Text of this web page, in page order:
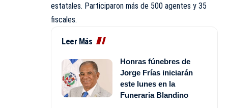
estatales. Participaron más de 500 agentes y 35
fiscales.
Leer Más
Honras fúnebres de
Jorge Frías iniciarán
este lunes en la
Funeraria Blandino